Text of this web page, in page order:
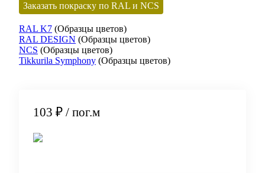
Заказать покраску по RAL и NCS
RAL K7 (Образцы цветов)
RAL DESIGN (Образцы цветов)
NCS (Образцы цветов)
Tikkurila Symphony (Образцы цветов)
103 ₽ / пог.м